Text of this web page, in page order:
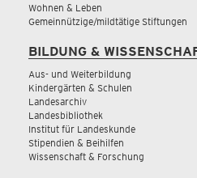
Wohnen & Leben
Gemeinnützige/mildtätige Stiftungen
BILDUNG &
Aus- und Weiterbildung
Kindergärten & Schulen
Landesarchiv
Landesbibliothek
Institut für Landeskunde
Stipendien & Beihilfen
Wissenschaft & Forschung